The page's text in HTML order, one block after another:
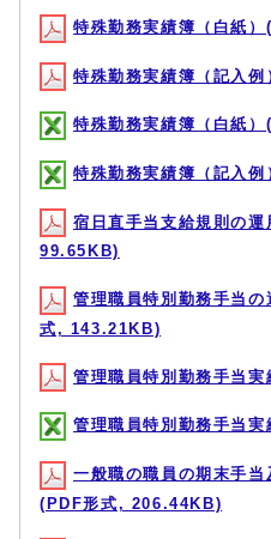
特殊勤務実績簿（白紙
特殊勤務実績簿（記入
特殊勤務実績簿（白紙
特殊勤務実績簿（記入
宿日直手当支給規則の
99.65KB)
管理職員特別勤務手当
式, 143.21KB)
管理職員特別勤務手当
管理職員特別勤務手当
一般職の職員の期末手
(PDF形式, 206.44KB)